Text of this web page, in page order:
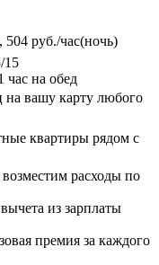
504 руб./час(ночь)
15
час на обед
на вашу карту любого
квартиры рядом с
расходы по
из зарплаты
премия за каждого